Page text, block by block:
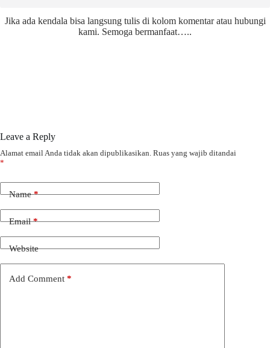
Jika ada kendala bisa langsung tulis di kolom komentar atau hubungi
kami. Semoga bermanfaat…..
Leave a Reply
Alamat email Anda tidak akan dipublikasikan. Ruas yang wajib ditandai
*
Name*
Email*
Website
Add Comment *